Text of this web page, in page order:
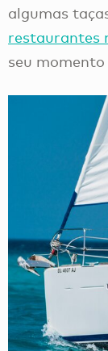
algumas
restaurantes
seu momento